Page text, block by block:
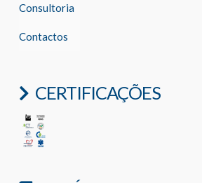
Consultoria
Contactos
CERTIFICAÇÕES